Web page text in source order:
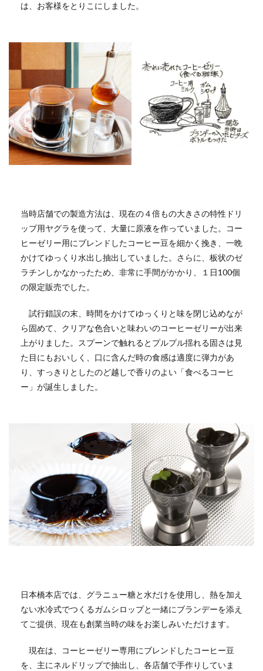
は、お客様をとりこにしました。
当時店舗での製造方法は、現在の４倍もの大きさの特性ドリ
ップ用ヤグラを使って、大量に原液を作っていました。コー
ヒーゼリー用にブレンドしたコーヒー豆を細かく挽き、一晩
かけてゆっくり水出し抽出していました。さらに、板状のゼ
ラチンしかなかったため、非常に手間がかかり、１日100個
の限定販売でした。
試行錯誤の末、時間をかけてゆっくりと味を閉じ込めなが
ら固めて、クリアな色合いと味わいのコーヒーゼリーが出来
上がりました。スプーンで触れるとプルプル揺れる固さは見
た目にもおいしく、口に含んだ時の食感は適度に弾力があ
り、すっきりとしたのど越しで香りのよい「食べるコーヒ
ー」が誕生しました。
日本橋本店では、グラニュー糖と水だけを使用し、熱を加え
ない水冷式でつくるガムシロップと一緒にブランデーを添え
てご提供、現在も創業当時の味をお楽しみいただけます。
現在は、コーヒーゼリー専用にブレンドしたコーヒー豆
を、主にネルドリップで抽出し、各店舗で手作りしていま